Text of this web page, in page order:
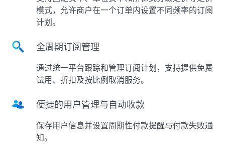
模式，允许商户在一个订单内设置不同频率的订阅
计划。
全周期订阅管理
通过统一平台跟踪和管理订阅计划，支持提供免费
试用、折扣及按比例取消服务。
便捷的用户管理与自动收款
保存用户信息并设置周期性付款提醒与付款失败通
知。